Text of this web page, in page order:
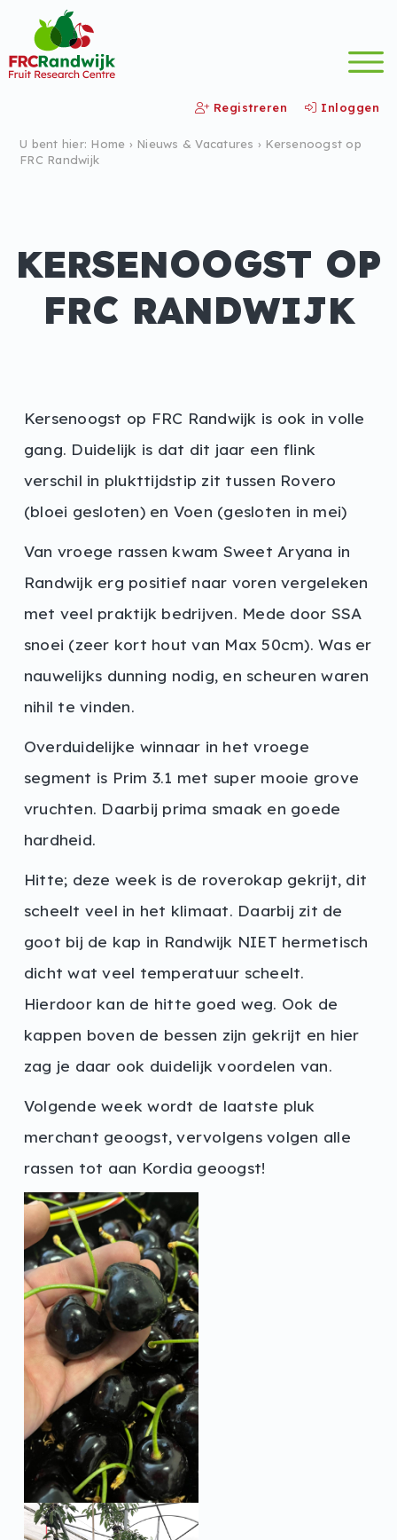
Registreren Inloggen
U bent hier: Home › Nieuws &Vacatures › Kersenoogst op
FRC Randwijk
KERSENOOGST OP
FRC RANDWIJK
Kersenoogst op FRC Randwijk is ook in volle
gang. Duidelijk is dat dit jaar een flink
verschil in plukttijdstip zit tussen Rovero
(bloei gesloten) en Voen (gesloten in mei)
Van vroege rassen kwam Sweet Aryana in
Randwijk erg positief naar voren vergeleken
met veel praktijk bedrijven. Mede door SSA
snoei (zeer kort hout van Max 50cm). Was er
nauwelijks dunning nodig, en scheuren waren
nihil te vinden.
Overduidelijke winnaar in het vroege
segment is Prim 3.1 met super mooie grove
vruchten. Daarbij prima smaak en goede
hardheid.
Hitte; deze week is de roverokap gekrijt, dit
scheelt veel in het klimaat. Daarbij zit de
goot bij de kap in Randwijk NIET hermetisch
dicht wat veel temperatuur scheelt.
Hierdoor kan de hitte goed weg. Ook de
kappen boven de bessen zijn gekrijt en hier
zag je daar ook duidelijk voordelen van.
Volgende week wordt de laatste pluk
merchant geoogst, vervolgens volgen alle
rassen tot aan Kordia geoogst!